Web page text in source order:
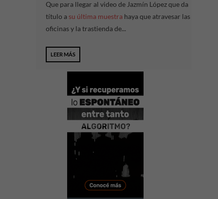
Que para llegar al video de Jazmín López que da
título a su última muestra haya que atravesar las
oficinas y la trastienda de...
LEER MÁS